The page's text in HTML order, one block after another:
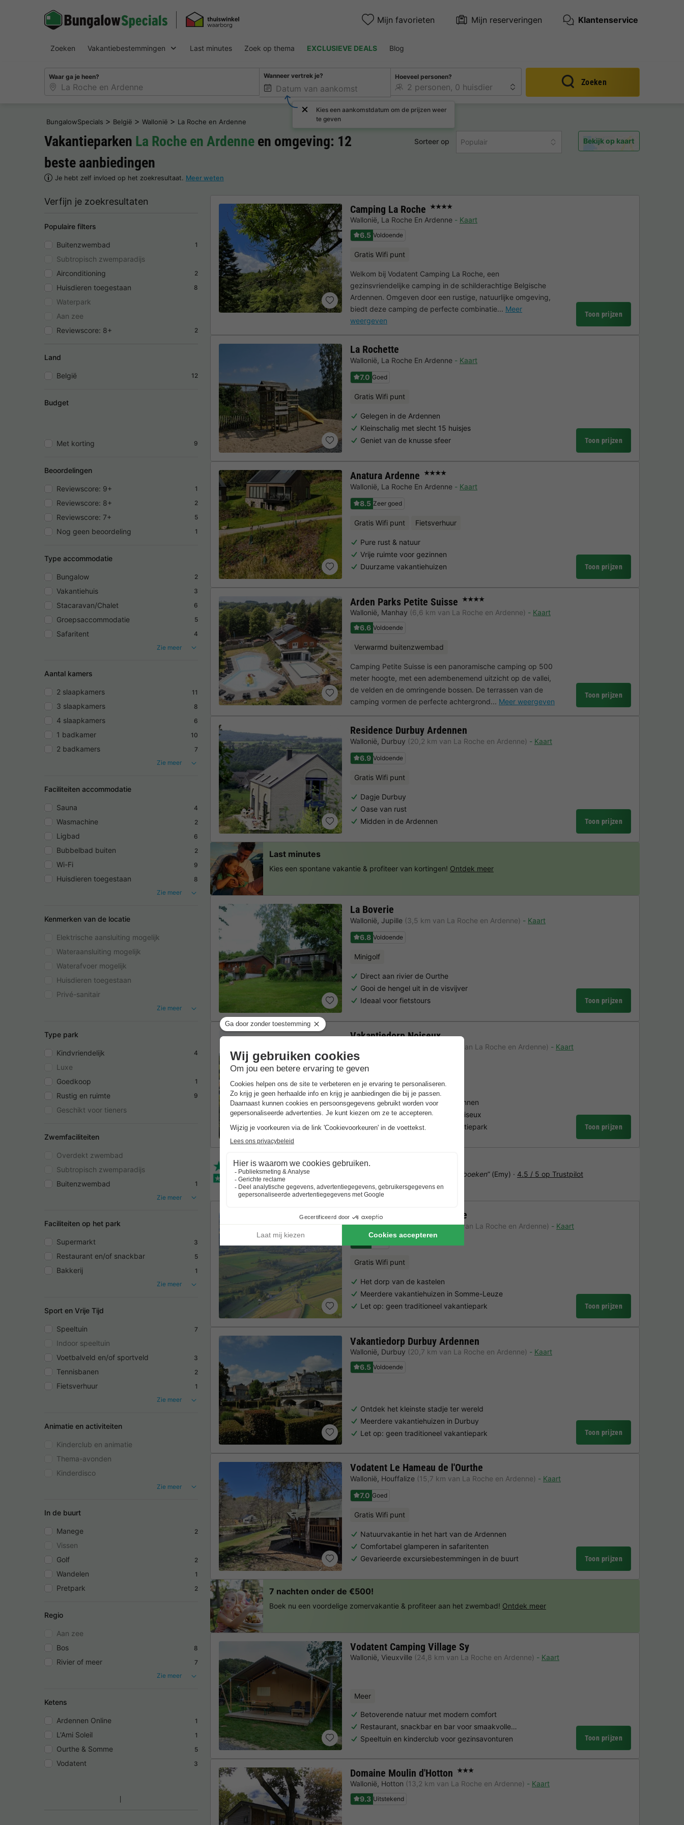
Mijn favorieten Mijn reserveringen Klantenservice
Zoeken Vakantiebestemmingen Last minutes Zoek op thema EXCLUSIEVE DEALS Blog
Waar ga je heen? Wanneer vertrek je?
Kies een aankomstdatum om de prijzen weer
te geven
Hoeveel personen?
Zoeken
BungalowSpecials > België > Wallonië > La Roche en Ardenne
Vakantieparken La Roche en Ardenne en omgeving: 12
beste aanbiedingen
Je hebt zelf invloed op het zoekresultaat. Meer weten
Sorteer op Populair Bekijk op kaart
Verfijn je zoekresultaten
Populaire filters
Buitenzwembad 1
Subtropisch zwemparadijs
Airconditioning
2
Huisdieren toegestaan 8
Waterpark
Aan zee
Reviewscore: 8+
2
Land
België 12
Budget
Met korting 9
Beoordelingen
Reviewscore: 9+ 1
Reviewscore: 8+ 2
Reviewscore: 7+ 5
Nog geen beoordeling 1
Type accommodatie
Bungalow 2
Vakantiehuis 3
Stacaravan/Chalet 6
Groepsaccommodatie 5
Safaritent
4
Zie meer
Aantal kamers
2 slaapkamers 11
3 slaapkamers 8
4 slaapkamers 6
1 badkamer 10
2 badkamers
7
Zie meer
Faciliteiten accommodatie
Sauna 4
Wasmachine 2
Ligbad 6
Bubbelbad buiten 2
Wi-Fi 9
Huisdieren toegestaan
8
Zie meer
Kenmerken van de locatie
Elektrische aansluiting mogelijk
Wateraansluiting mogelijk
Waterafvoer mogelijk
Huisdieren toegestaan
Privé-sanitair
Zie meer
Type park
Kindvriendelijk 4
Luxe
Goedkoop
1
Rustig en ruimte 9
Geschikt voor tieners
Zwemfaciliteiten
Overdekt zwembad
Subtropisch zwemparadijs
Buitenzwembad
1
Zie meer
Faciliteiten op het park
Supermarkt 3
Restaurant en/of snackbar 5
Bakkerij
1
Zie meer
Sport en Vrije Tijd
Speeltuin 7
Indoor speeltuin
Voetbalveld en/of sportveld
3
Tennisbanen 2
Fietsverhuur
1
Zie meer
Animatie en activiteiten
Kinderclub en animatie
Thema-avonden
Kinderdisco
Zie meer
In de buurt
Manege 2
Vissen
Golf
2
Wandelen 1
Pretpark 2
Regio
Aan zee
Bos
8
Rivier of meer
7
Zie meer
Ketens
Ardennen Online 1
L'Ami Soleil 1
Ourthe & Somme 5
Vodatent 3
Camping La Roche ★★★★
Wallonië, La Roche En Ardenne
Kaart
6.5 Voldoende
Gratis Wifi punt
Welkom bij Vodatent Camping La Roche, een
gezinsvriendelijke camping in de schilderachtige Belgische
Ardennen. Omgeven door een rustige, natuurlijke omgeving,
biedt deze camping de perfecte combinatie... Meer
weergeven
Toon prijzen
La Rochette
Wallonië, La Roche En Ardenne
Kaart
7.0 Goed
Gratis Wifi punt
Gelegen in de Ardennen
Kleinschalig met slecht 15 huisjes
Geniet van de knusse sfeer
Toon prijzen
Anatura Ardenne ★★★★
Wallonië, La Roche En Ardenne
Kaart
8.5 Zeer goed
Gratis Wifi punt Fietsverhuur
Pure rust & natuur
Vrije ruimte voor gezinnen
Duurzame vakantiehuizen
Toon prijzen
Arden Parks Petite Suisse ★★★★
Wallonië, Manhay (6,6 km van La Roche en Ardenne)
Kaart
6.6 Voldoende
Verwarmd buitenzwembad
Camping Petite Suisse is een panoramische camping op 500
meter hoogte, met een adembenemend uitzicht op de vallei,
de velden en de omringende bossen. De terrassen van de
camping vormen de perfecte achtergrond... Meer weergeven
Toon prijzen
Residence Durbuy Ardennen
Wallonië, Durbuy (20,2 km van La Roche en Ardenne)
Kaart
6.9 Voldoende
Gratis Wifi punt
Dagje Durbuy
Oase van rust
Midden in de Ardennen
Toon prijzen
La Boverie
Wallonië, Jupille (3,5 km van La Roche en Ardenne)
Kaart
6.8 Voldoende
Minigolf
Direct aan rivier de Ourthe
Gooi de hengel uit in de visvijver
Ideaal voor fietstours
Toon prijzen
Vakantiedorp Noiseux
(19,3 km van La Roche en Ardenne)
Kaart
Gratis Wifi punt
In het groene hart van de Ardennen
Meerdere vakantiehuizen in Noiseux
Let op: geen traditioneel vakantiepark
Toon prijzen
Vakantiedorp Somme-Leuze
Wallonië,Somme-leuze (23,3 km van La Roche en Ardenne)
Kaart
Gratis Wifi punt
Het dorp van de kastelen
Meerdere vakantiehuizen in Somme-Leuze
Let op: geen traditioneel vakantiepark
Toon prijzen
Vakantiedorp Durbuy Ardennen
Wallonië, Durbuy (20,7 km van La Roche en Ardenne)
Kaart
6.5 Voldoende
Ontdek het kleinste stadje ter wereld
Meerdere vakantiehuizen in Durbuy
Let op: geen traditioneel vakantiepark
Toon prijzen
Vodatent Le Hameau de l'Ourthe
Wallonië, Houffalize (15,7 km van La Roche en Ardenne)
Kaart
7.0 Goed
Gratis Wifi punt
Natuurvakantie in het hart van de Ardennen
Comfortabel glamperen in safaritenten
Gevarieerde excursiebestemmingen in de buurt
Toon prijzen
Vodatent Camping Village Sy
Wallonië, Vieuxville (24,8 km van La Roche en Ardenne) Kaart
Meer
Betoverende natuur met modern comfort
Restaurant, snackbar en bar voor smaakvolle…
Speeltuin en kinderclub voor gezinsavonturen
Toon prijzen
Domaine Moulin d'Hotton ★★★
Wallonië, Hotton (13,2 km van La Roche en Ardenne)
Kaart
9.3 Uitstekend
Last minutes
Kies een spontane vakantie & profiteer van kortingen! Ontdek meer
Trustpilot beoordelingen
Al 10.064+ reizigers gingen je voor! — „Al vakantie bij het boeken“(Emy) · 4.5 / 5 op Trustpilot
7 nachten onder de €500!
Boek nu een voordelige zomervakantie & profiteer aan het zwembad! Ontdek meer